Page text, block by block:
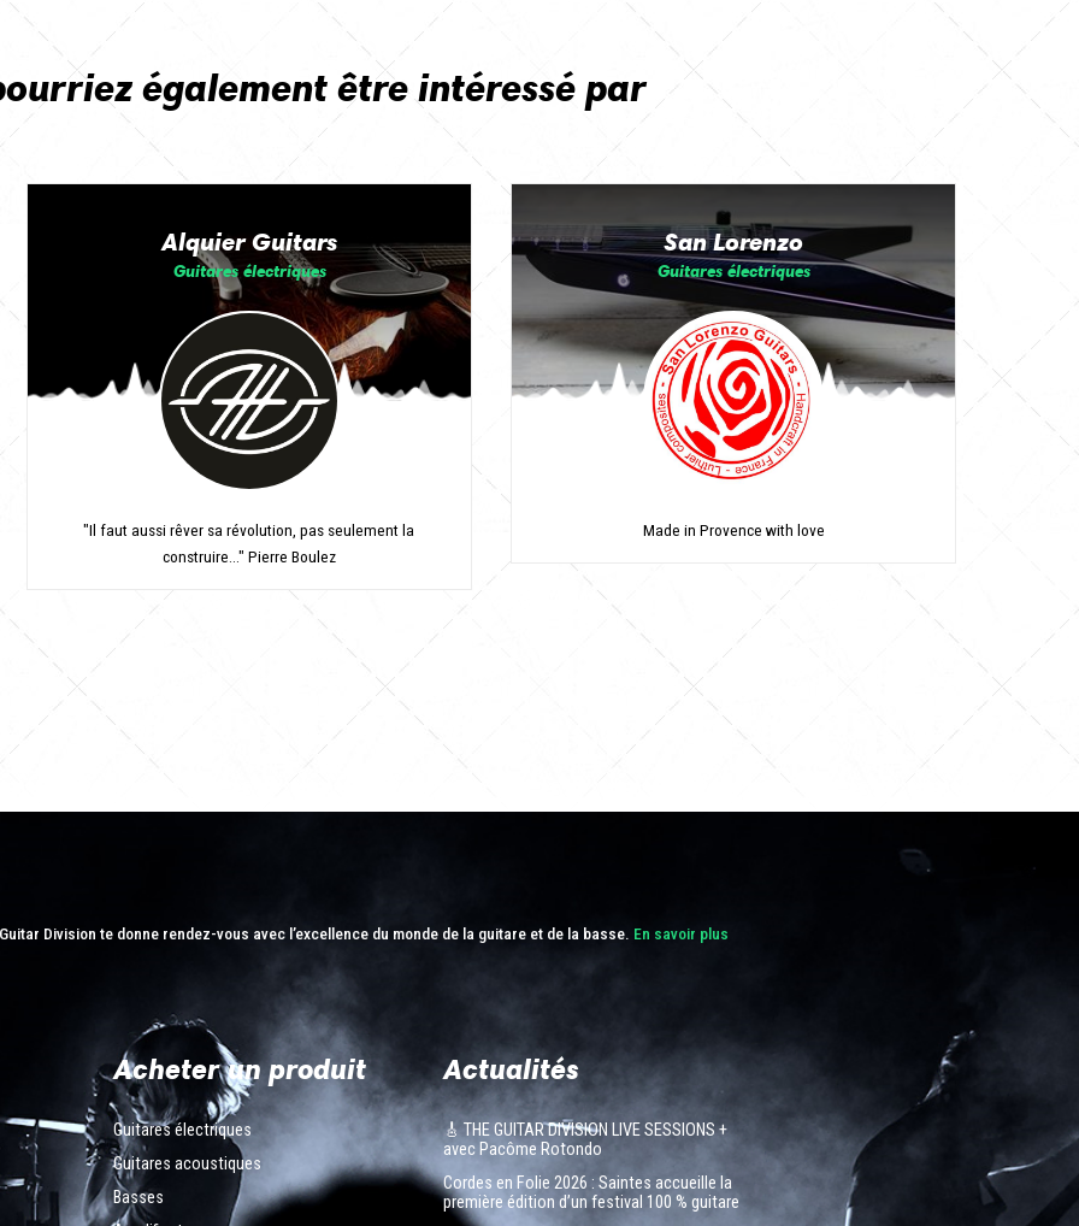
également être intéressé par
Alquier Guitars
Guitares électriques
"Il faut aussi rêver sa révolution, pas seulement la
construire..." Pierre Boulez
San Lorenzo
Guitares électriques
Made in Provence with love
Division te donne rendez-vous avec l’excellence du monde de la guitare et de la basse. En savoir plus
Acheter un produit
Guitares électriques
Guitares acoustiques
Basses
Actualités
🎸 THE GUITAR DIVISION LIVE SESSIONS +
avec Pacôme Rotondo
Cordes en Folie 2026 : Saintes accueille la
première édition d’un festival 100 % guitare